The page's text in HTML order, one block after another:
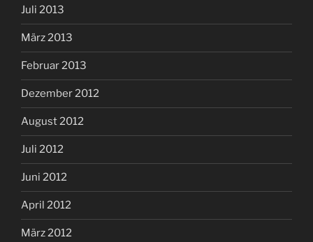
Juli 2013
März 2013
Februar 2013
Dezember 2012
August 2012
Juli 2012
Juni 2012
April 2012
März 2012